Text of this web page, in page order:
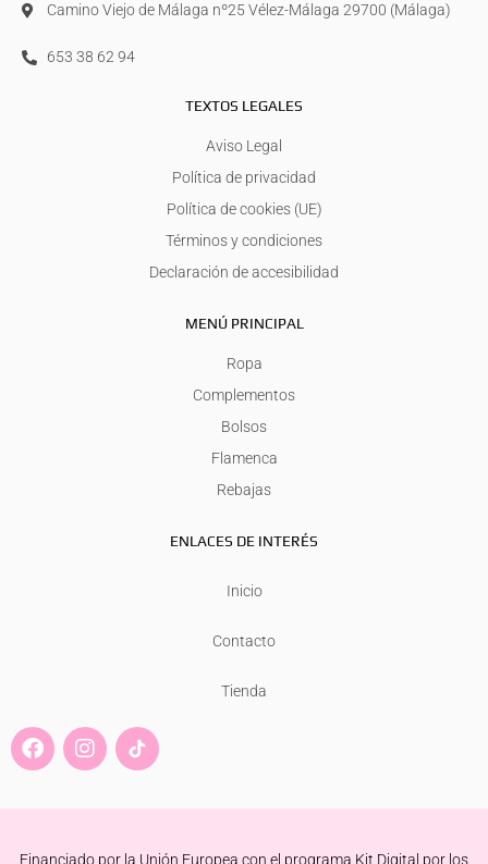
Camino Viejo de Málaga nº25 Vélez-Málaga 29700 (Málaga)
653 38 62 94
TEXTOS LEGALES
Aviso Legal
Política de privacidad
Política de cookies (UE)
Términos y condiciones
Declaración de accesibilidad
MENÚ PRINCIPAL
Ropa
Complementos
Bolsos
Flamenca
Rebajas
ENLACES DE INTERÉS
Inicio
Contacto
Tienda
F
a
e
I
n
t
Financiado por la Unión Europea con el programa Kit Digital por los